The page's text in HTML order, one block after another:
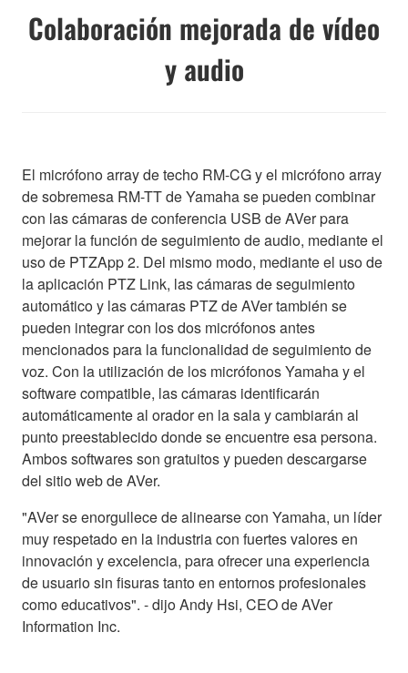
Colaboración mejorada de vídeo
y audio
El micrófono array de techo RM-CG y el micrófono array
de sobremesa RM-TT de Yamaha se pueden combinar
con las cámaras de conferencia USB de AVer para
mejorar la función de seguimiento de audio, mediante el
uso de PTZApp 2. Del mismo modo, mediante el uso de
la aplicación PTZ Link, las cámaras de seguimiento
automático y las cámaras PTZ de AVer también se
pueden integrar con los dos micrófonos antes
mencionados para la funcionalidad de seguimiento de
voz. Con la utilización de los micrófonos Yamaha y el
software compatible, las cámaras identificarán
automáticamente al orador en la sala y cambiarán al
punto preestablecido donde se encuentre esa persona.
Ambos softwares son gratuitos y pueden descargarse
del sitio web de AVer.
"AVer se enorgullece de alinearse con Yamaha, un líder
muy respetado en la industria con fuertes valores en
innovación y excelencia, para ofrecer una experiencia
de usuario sin fisuras tanto en entornos profesionales
como educativos". - dijo Andy Hsi, CEO de AVer
Information Inc.